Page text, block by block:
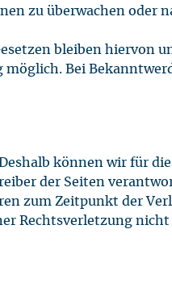
zu überwachen oder
bleiben hiervon
Bei
können wir für
der Seiten
zum Zeitpunkt der
Rechtsverletzung nicht